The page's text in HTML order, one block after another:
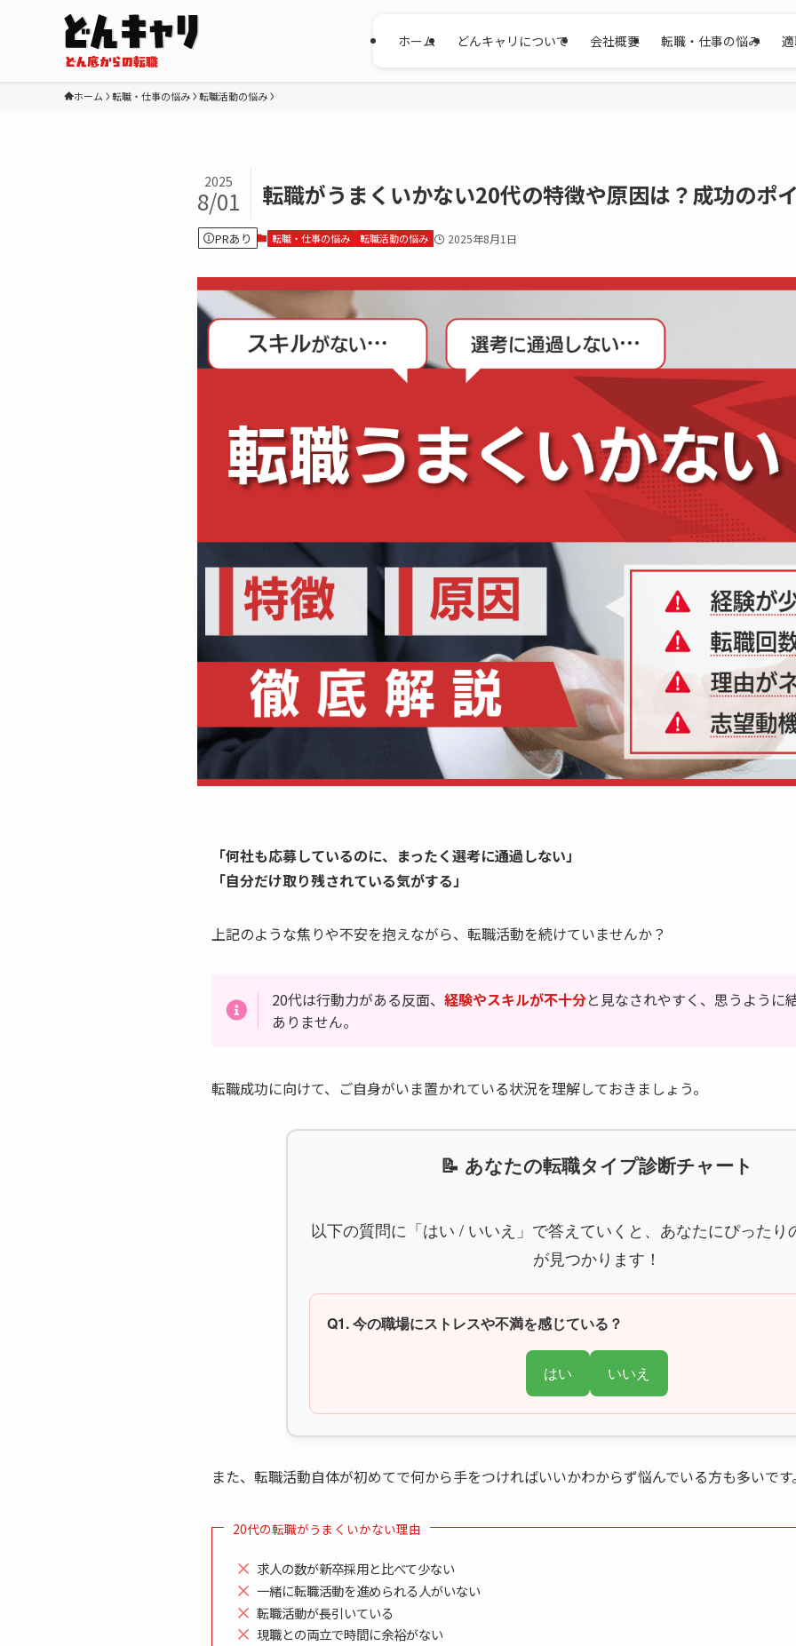
ホーム どんキャリについて 会社概要 転職・仕事の悩み
ホーム 転職・仕事の悩み 転職活動の悩み
転職がうまくいかない20代の特徴や原因は？成功のポ
2025
8/01
PRあり 転職・仕事の悩み 転職活動の悩み 2025年8月1日
「何社も応募しているのに、まったく選考に通過しない」
「自分だけ取り残されている気がする」
上記のような焦りや不安を抱えながら、転職活動を続けていませんか？
20代は行動力がある反面、 経験やスキルが不十分と見なされやすく、思うように
ありません。
転職成功に向けて、ご自身がいま置かれている状況を理解しておきましょう。
📝 あなたの転職タイプ診断チャート
以下の質問に「はい / いいえ」で答えていくと、あなたにぴったり
が見つかります！
Q1. 今の職場にストレスや不満を感じている？
はい いいえ
また、転職活動自体が初めてで何から手をつければいいかわからず悩んでいる方も多いです
20代の転職がうまくいかない理由
求人の数が新卒採用と比べて少ない
一緒に転職活動を進められる人がいない
転職活動が長引いている
現職との両立で時間に余裕がない